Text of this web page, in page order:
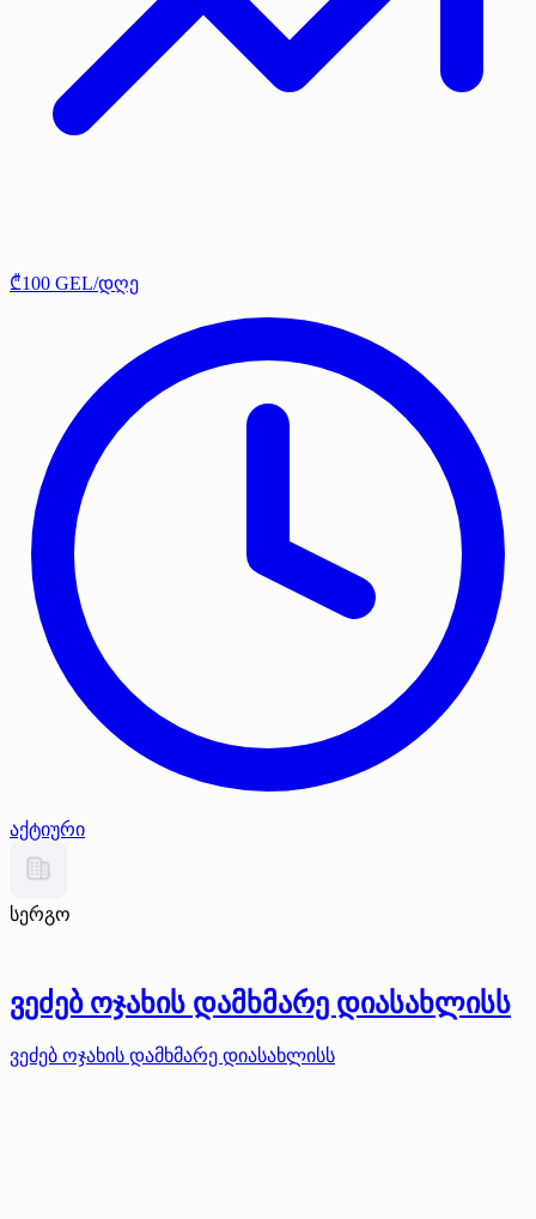
₾100 GEL/დღე
აქტიური
სერგო
ვეძებ ოჯახის დამხმარე დიასახლისს
ვეძებ ოჯახის დამხმარე დიასახლისს